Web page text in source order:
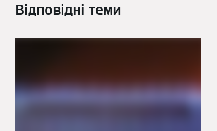
Відповідні теми